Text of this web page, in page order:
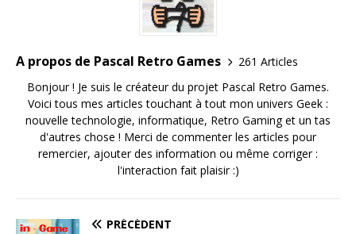
A propos de Pascal Retro Games
261 Articles
Bonjour ! Je suis le créateur du projet Pascal Retro Games.
Voici tous mes articles touchant à tout mon univers Geek :
nouvelle technologie, informatique, Retro Gaming et un tas
d'autres chose ! Merci de commenter les articles pour
remercier, ajouter des information ou même corriger :
l'interaction fait plaisir :)
PRÉCÉDENT